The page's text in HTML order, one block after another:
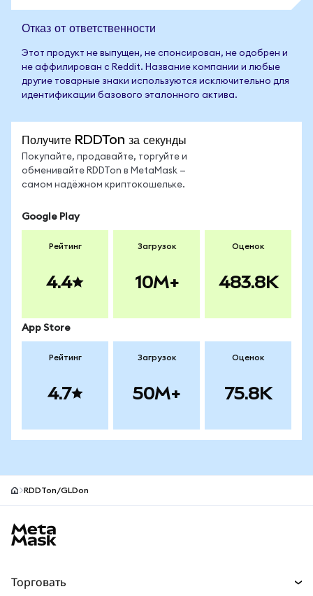
Отказ от ответственности
Этот продукт не выпущен, не спонсирован, не одобрен и
не аффилирован с Reddit. Название компании и любые
другие товарные знаки используются исключительно для
идентификации базового эталонного актива.
Получите RDDTon за секунды
Покупайте, продавайте, торгуйте и
обменивайте RDDTon в MetaMask —
самом надёжном криптокошельке.
Google Play
Рейтинг
4.4
Загрузок
10M+
Оценок
483.8K
App Store
Рейтинг
4.7
Загрузок
50M+
Оценок
75.8K
RDDTon/GLDon
Торговать